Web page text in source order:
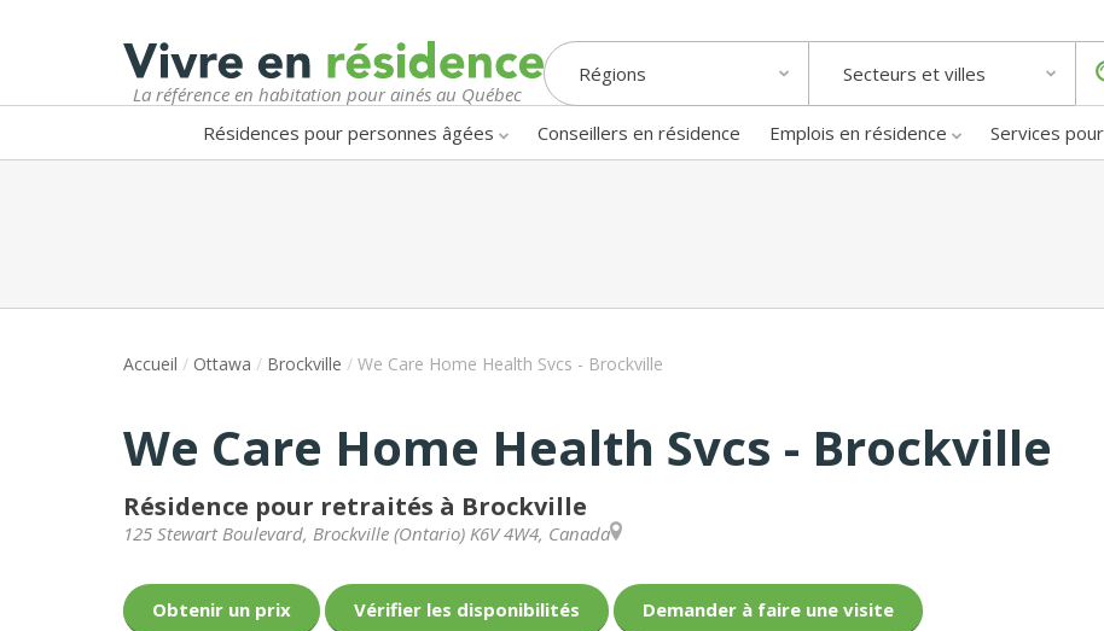
La référence en habitation pour ainés au Québec
Régions Secteurs et villes
Résidences pour personnes âgées Conseillers en résidence Emplois en résidence Services
Accueil / Ottawa / Brockville / We Care Home Health Svcs - Brockville
We Care Home Health Svcs - Brockville
Résidence pour retraités à Brockville
125 Stewart Boulevard, Brockville (Ontario) K6V 4W4, Canada
Obtenir un prix Vérifier les disponibilités Demander à faire une visite